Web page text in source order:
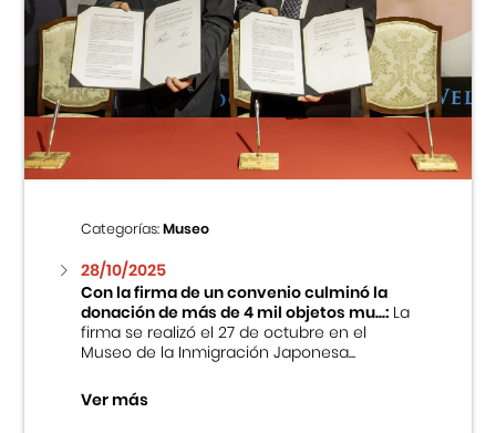
Categorías:Museo
28/10/2025
Con la firma de un convenio culminó la
donación de más de 4 mil objetos mu...:La
firma se realizó el 27 de octubre en el
Museo de la Inmigración Japonesa...
Ver más